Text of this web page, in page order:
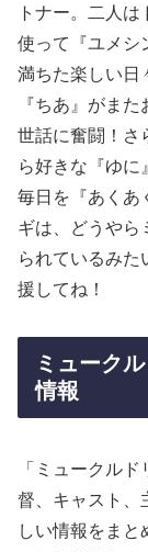
トナー。二人
使って『ユメシ
満ちた楽しい日
『ちあ』がま
世話に奮闘！さ
ら好きな『ゆに
毎日を『あくあ
ギは、どうやら
られているみ
援してね！
ミューク
情報
「ミュークル
督、キャスト、
しい情報をまと